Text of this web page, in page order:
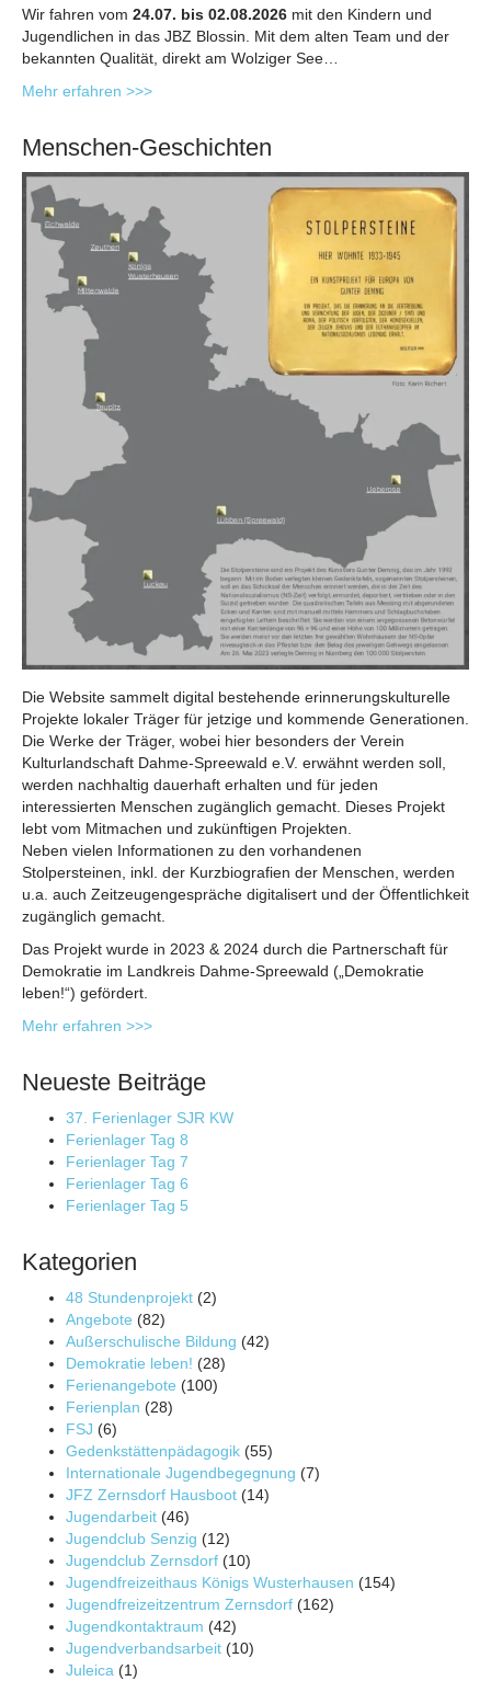
Wir fahren vom 24.07. bis 02.08.2026 mit den Kindern und
Jugendlichen in das JBZ Blossin. Mit dem alten Team und der
bekannten Qualität, direkt am Wolziger See…
Mehr erfahren >>>
Menschen-Geschichten
Die Website sammelt digital bestehende erinnerungskulturelle
Projekte lokaler Träger für jetzige und kommende Generationen.
Die Werke der Träger, wobei hier besonders der Verein
Kulturlandschaft Dahme-Spreewald e.V. erwähnt werden soll,
werden nachhaltig dauerhaft erhalten und für jeden
interessierten Menschen zugänglich gemacht. Dieses Projekt
lebt vom Mitmachen und zukünftigen Projekten.
Neben vielen Informationen zu den vorhandenen
Stolpersteinen, inkl. der Kurzbiografien der Menschen, werden
u.a. auch Zeitzeugengespräche digitalisert und der Öffentlichkeit
zugänglich gemacht.
Das Projekt wurde in 2023 & 2024 durch die Partnerschaft für
Demokratie im Landkreis Dahme-Spreewald („Demokratie
leben!“) gefördert.
Mehr erfahren >>>
Neueste Beiträge
37. Ferienlager SJR KW
Ferienlager Tag 8
Ferienlager Tag 7
Ferienlager Tag 6
Ferienlager Tag 5
Kategorien
48 Stundenprojekt (2)
Angebote (82)
Außerschulische Bildung (42)
Demokratie leben! (28)
Ferienangebote (100)
Ferienplan (28)
FSJ (6)
Gedenkstättenpädagogik (55)
Internationale Jugendbegegnung (7)
JFZ Zernsdorf Hausboot (14)
Jugendarbeit (46)
Jugendclub Senzig (12)
Jugendclub Zernsdorf (10)
Jugendfreizeithaus Königs Wusterhausen (154)
Jugendfreizeitzentrum Zernsdorf (162)
Jugendkontaktraum (42)
Jugendverbandsarbeit (10)
Juleica (1)